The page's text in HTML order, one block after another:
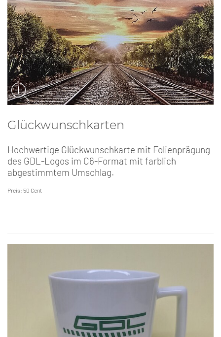
Glückwunschkarten
Hochwertige Glückwunschkarte mit Folienprägung
des GDL-Logos im C6-Format mit farblich
abgestimmtem Umschlag.
Preis: 50 Cent